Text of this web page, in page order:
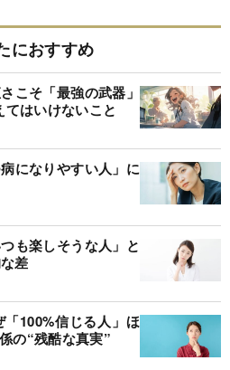
におすすめ
こそ「最強の武器」
はいけないこと
になりやすい人」に
も楽しそうな人」と
差
「100%信じる人」ほ
の“残酷な真実”